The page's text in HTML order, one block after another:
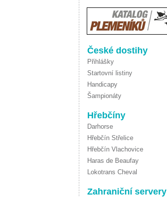
České dostihy
Přihlášky
Startovní listiny
Handicapy
Šampionáty
Hřebčíny
Darhorse
Hřebčín Střelice
Hřebčín Vlachovice
Haras de Beaufay
Lokotrans Cheval
Zahraniční servery